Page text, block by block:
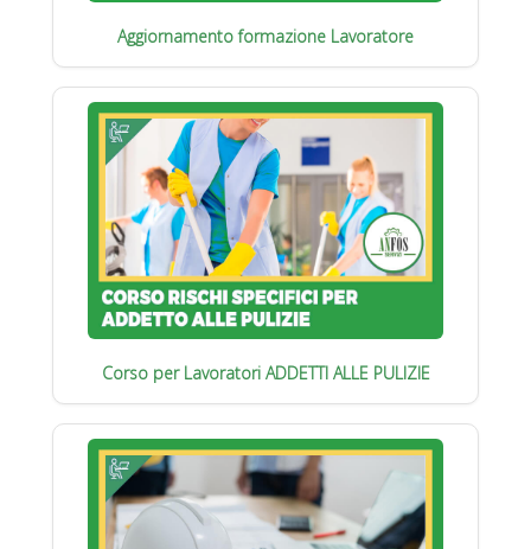
Aggiornamento formazione Lavoratore
Corso per Lavoratori ADDETTI ALLE PULIZIE